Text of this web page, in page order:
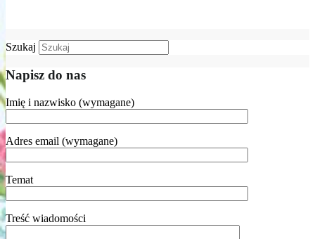
Szukaj
Napisz do nas
Imię i nazwisko (wymagane)
Adres email (wymagane)
Temat
Treść wiadomości